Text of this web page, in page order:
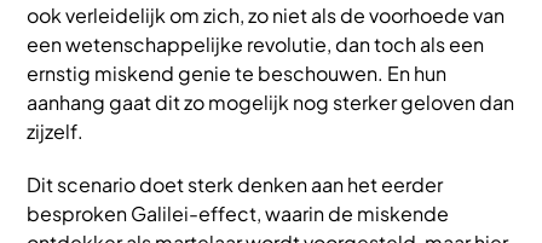
ook verleidelijk om zich, zo niet als de voorhoede van
een wetenschappelijke revolutie, dan toch als een
ernstig miskend genie te beschouwen. En hun
aanhang gaat dit zo mogelijk nog sterker geloven dan
zijzelf.
Dit scenario doet sterk denken aan het eerder
besproken Galilei-effect, waarin de miskende